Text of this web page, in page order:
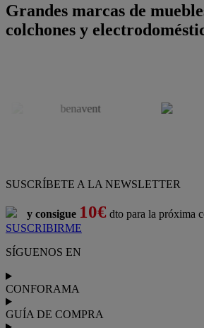
Grandes marcas de
colchones y
SUSCRÍBETE A LA NEWSLETTER
y consigue 10€ dto para la próxima
SUSCRIBIRME
SÍGUENOS EN
CONFORAMA
GUÍA DE COMPRA